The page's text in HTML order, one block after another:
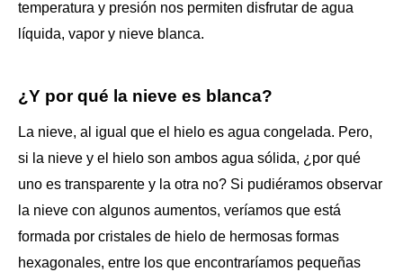
temperatura y presión nos permiten disfrutar de agua
líquida, vapor y nieve blanca.
¿Y por qué la nieve es blanca?
La nieve, al igual que el hielo es agua congelada. Pero,
si la nieve y el hielo son ambos agua sólida, ¿por qué
uno es transparente y la otra no? Si pudiéramos observar
la nieve con algunos aumentos, veríamos que está
formada por cristales de hielo de hermosas formas
hexagonales, entre los que encontraríamos pequeñas